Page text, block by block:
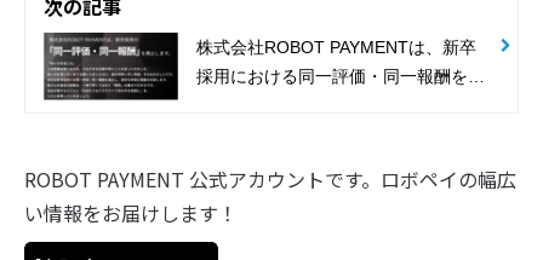
株式会社ROBOT PAYMENTは、新卒
採用における同一評価・同一報酬を廃
ROBOT PAYMENT 公式アカウントです。ロボペイの幅広
い情報をお届けします！